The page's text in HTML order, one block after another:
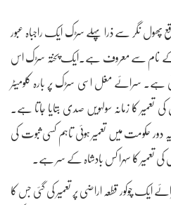
پھول نگر سے ذرا پہلے سڑک ایک راجباہ عبور
کے نام سے معروف ہے۔ایک پختہ سڑک اس
ہے۔ سرائے مغل اسی سڑک پر بارہ کلومیٹر
کا زمانہ سولہویں صدی بتایا جاتا ہے۔
حکومت میں تعمیر ہوئی تاہم کسی ثبوت کی
تعمیر کا سہرا کس بادشاہ کے سر ہے۔
ایک چوکور قطعہ اراضی پر تعمیر کی گئی جس کا